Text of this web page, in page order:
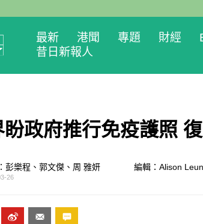
最新 港聞 專題 財經
昔日新報人
政府推行免疫護照 復
彭樂程、郭文傑、周 雅妍 編輯：Alison
26